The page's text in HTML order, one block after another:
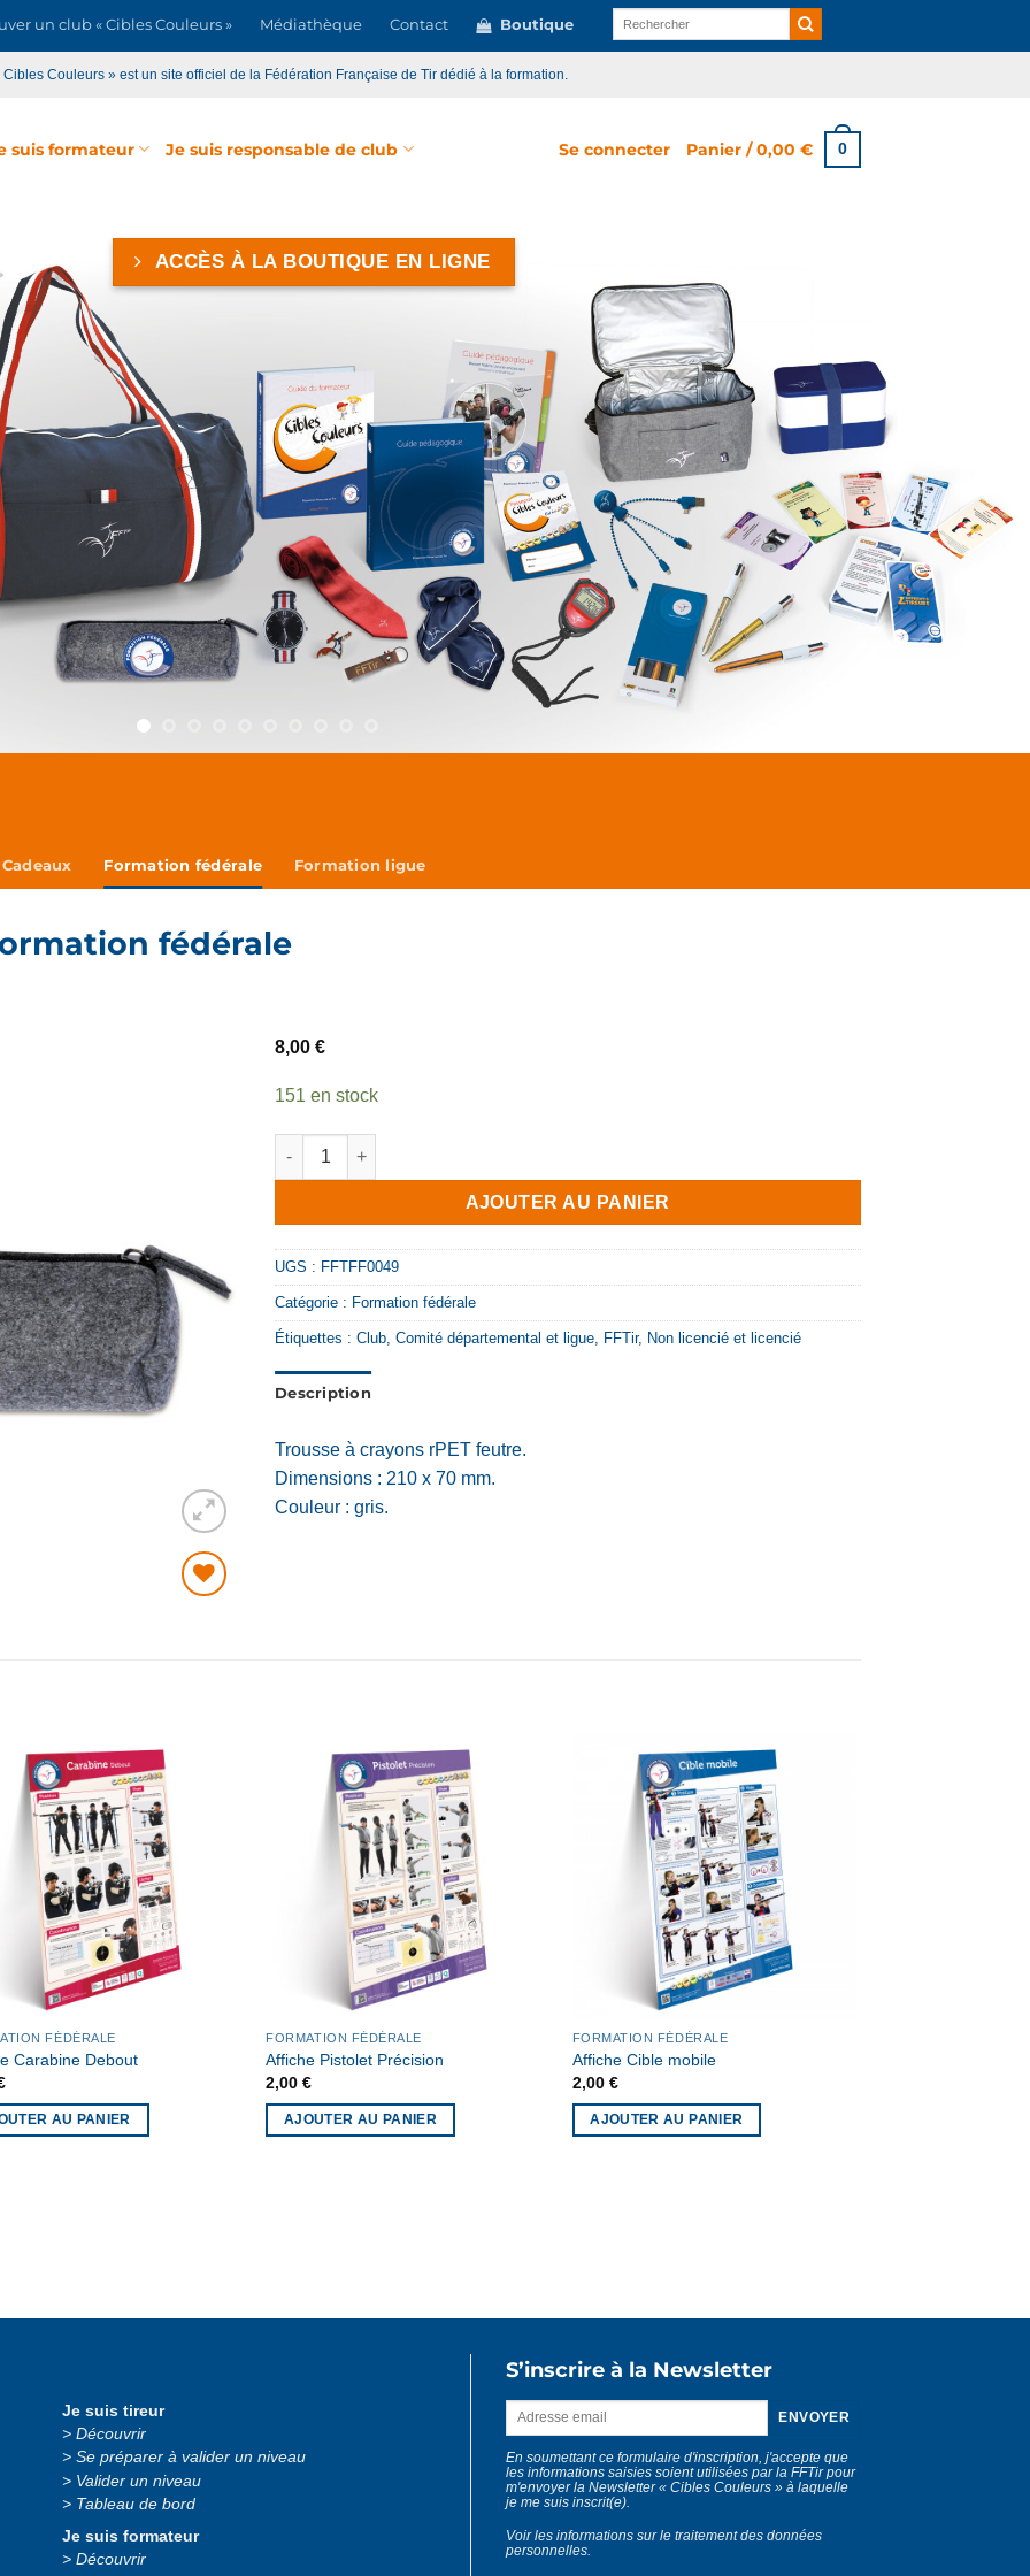
un club « Cibles Couleurs » Médiathèque Contact Boutique
Recherche
pour :
Cibles Couleurs » est un site officiel de la Fédération Française de Tir dédié à la formation.
suis formateur Je suis responsable de club Se connecter Panier /0,00€ 0
ACCÈS À LA BOUTIQUE EN LIGNE
Cadeaux Formation fédérale Formation ligue
fédérale
8,00 €
151 en stock
quantité de Trousse rPET feutre formation fédérale
AJOUTER AU PANIER
UGS : FFTFF0049
Catégorie : Formation fédérale
Étiquettes : Club Comité départemental et ligue FFTir, Non licencié et licencié
Description
Trousse à crayons rPET feutre.
Dimensions : 210 x 70 mm.
Couleur : gris.
AJOUTER
À MA
LISTE DE
SOUHAITS
FÉDÉRALE
Carabine Debout
AU PANIER
AJOUTER
À MA
LISTE DE
SOUHAITS
FORMATION FÉDÉRALE
Affiche Pistolet Précision
2,00€
AJOUTER AU PANIER
AJOUTER
À MA
LISTE DE
SOUHAITS
FORMATION FÉDÉRALE
Affiche Cible mobile
2,00 €
AJOUTER AU PANIER
Je suis tireur
Découvrir
Se préparer à valider un niveau
Valider un niveau
Tableau de bord
Je suis formateur
Découvrir
S’inscrire à la Newsletter
En soumettant ce formulaire d'inscription, j'accepte que
les informations saisies soient utilisées par la FFTir pour
m'envoyer la Newsletter « Cibles Couleurs » à laquelle
je me suis inscrit(e).
Voir les informations sur le traitement des données
personnelles